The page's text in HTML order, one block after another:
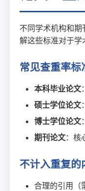
不同学术机构和
解这些标准对于学
常见查重率标
本科毕业论文
硕士学位论文
博士学位论文
期刊论文：核
不计入重复的
合理的引用（